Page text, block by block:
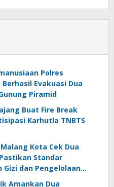
Polres
Evakuasi Dua
Piramid
Buat Fire Break
Karhutla TNBTS
Kota Cek Dua
Pastikan Standar
Gizi dan Pengelolaan
Amankan Dua